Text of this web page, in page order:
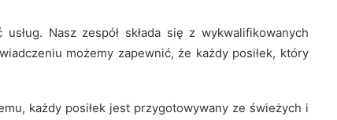
Nasz zespół składa się z wykwalifikowanych
możemy zapewnić, że każdy posiłek, który
każdy posiłek jest przygotowywany ze świeżych i